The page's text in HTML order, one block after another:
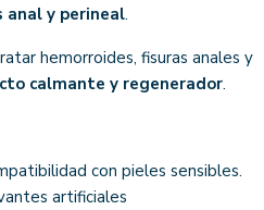
anal y perineal.
hemorroides, fisuras anales y
calmante y regenerador.
con pieles sensibles.
artificiales